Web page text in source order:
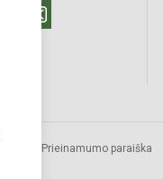
Prieinamumo paraiška